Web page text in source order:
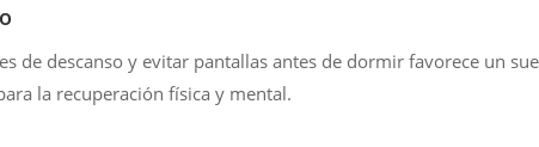
de descanso y evitar pantallas antes de dormir favorece un
la recuperación física y mental.